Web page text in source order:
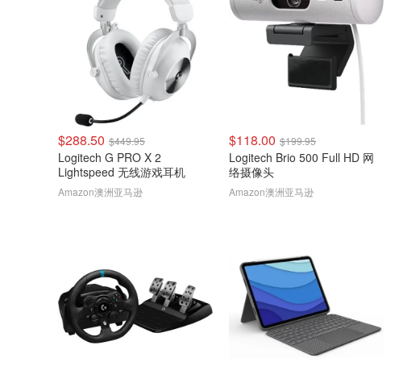
$288.50 $449.95
Logitech G PRO X 2
Lightspeed 无线游戏耳机
Amazon澳洲亚马逊
$118.00 $199.95
Logitech Brio 500 Full HD 网
络摄像头
Amazon澳洲亚马逊